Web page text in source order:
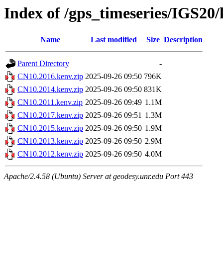
Index of /gps_timeseries/
Name Last modified Size Description
Parent Directory
-
CN10.2016.kenv.zip 2025-09-26 09:50 796K
CN10.2014.kenv.zip 2025-09-26 09:50 831K
CN10.2011.kenv.zip 2025-09-26 09:49 1.1M
CN10.2017.kenv.zip 2025-09-26 09:51 1.3M
CN10.2015.kenv.zip 2025-09-26 09:50 1.9M
CN10.2013.kenv.zip 2025-09-26 09:50 2.9M
CN10.2012.kenv.zip 2025-09-26 09:50 4.0M
Apache/2.4.58 (Ubuntu) Server at geodesy.unr.edu Port 443